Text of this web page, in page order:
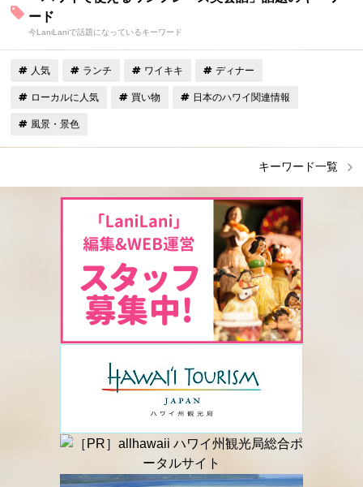
ード
今LaniLaniで話題になっているキーワード
人気 ランチ ワイキキ ディナー
ローカルに人気 買い物 日本のハワイ関連情報
風景・景色
キーワード一覧